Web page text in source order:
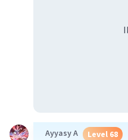
Ayyasy A Level 68